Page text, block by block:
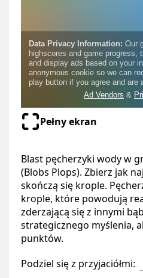
Pełny ekran
Blast pęcherzyki wody w
(Blobs Plops). Zbierz jak
skończą się krople.
krople, które powodują
zderzającą się z innymi
strategicznego myślenia,
punktów.
Podziel się z przyjaciółmi: